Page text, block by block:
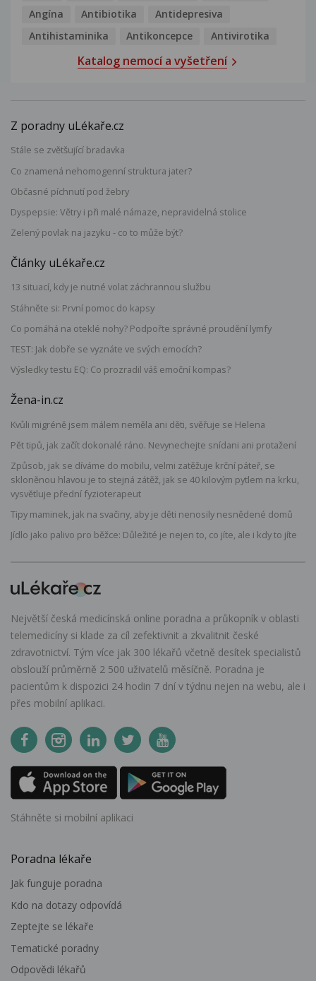
Angína
Antibiotika
Antidepresiva
Antihistaminika
Antikoncepce Antivirotika
Katalog nemocí a vyšetření
Z poradny uLékaře.cz
Stále se zvětšující bradavka
Co znamená nehomogenní struktura jater?
Občasné píchnutí pod žebry
Dyspepsie: Větry i při malé námaze, nepravidelná stolice
Zelený povlak na jazyku - co to může být?
Články uLékaře.cz
13 situací, kdy je nutné volat záchrannou službu
Stáhněte si: První pomoc do kapsy
Co pomáhá na oteklé nohy? Podpořte správné proudění lymfy
TEST: Jak dobře se vyznáte ve svých emocích?
Výsledky testu EQ: Co prozradil váš emoční kompas?
Žena-in.cz
Kvůli migréně jsem málem neměla ani děti, svěřuje se Helena
Pět tipů, jak začít dokonalé ráno. Nevynechejte snídani ani protažení
Způsob, jak se díváme do mobilu, velmi zatěžuje krční páteř, se
skloněnou hlavou je to stejná zátěž, jak se 40 kilovým pytlem na krku,
vysvětluje přední fyzioterapeut
Tipy maminek, jak na svačiny, aby je děti nenosily nesnědené domů
Jídlo jako palivo pro běžce: Důležité je nejen to, co jíte, ale i kdy to jíte
Největší česká medicínská online poradna a průkopník v oblasti
telemedicíny si klade za cíl zefektivnit a zkvalitnit české
zdravotnictví. Tým více jak 300 lékařů včetně desítek specialistů
obslouží průměrně 2 500 uživatelů měsíčně. Poradna je
pacientům k dispozici 24 hodin 7 dní v týdnu nejen na webu, ale i
přes mobilní aplikaci.
Stáhněte si mobilní aplikaci
Poradna lékaře
Jak funguje poradna
Kdo na dotazy odpovídá
Zeptejte se lékaře
Tematické poradny
Odpovědi lékařů